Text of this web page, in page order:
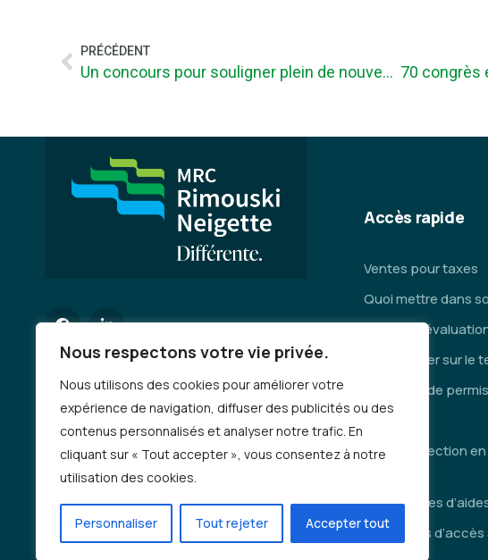
Nous respectons votre vie privée.
Nous utilisons des cookies pour améliorer votre
expérience de navigation, diffuser des publicités ou des
contenus personnalisés et analyser notre trafic. En
cliquant sur « Tout accepter », vous consentez à notre
utilisation des cookies.
Personnaliser Tout rejeter Accepter tout
PRÉCÉDENT
Un concours pour souligner plein de nouveautés !
Accès rapide
Ventes pour taxes
Quoi mettre dans
Service
Se déplacer sur le
Demande de
Auto-inspection
Programmes
Demandes d’accès